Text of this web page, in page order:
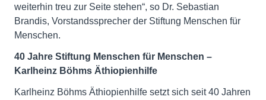
weiterhin treu zur Seite stehen“, so Dr. Sebastian
Brandis, Vorstandssprecher der Stiftung Menschen für
Menschen.
40 Jahre Stiftung Menschen für Menschen –
Karlheinz Böhms Äthiopienhilfe
Karlheinz Böhms Äthiopienhilfe setzt sich seit 40 Jahren